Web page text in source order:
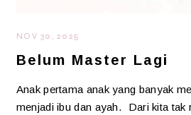
NOV 30, 2025
Belum Master Lagi
Anak pertama anak yang banyak
menjadi ibu dan ayah. Dari kita tak